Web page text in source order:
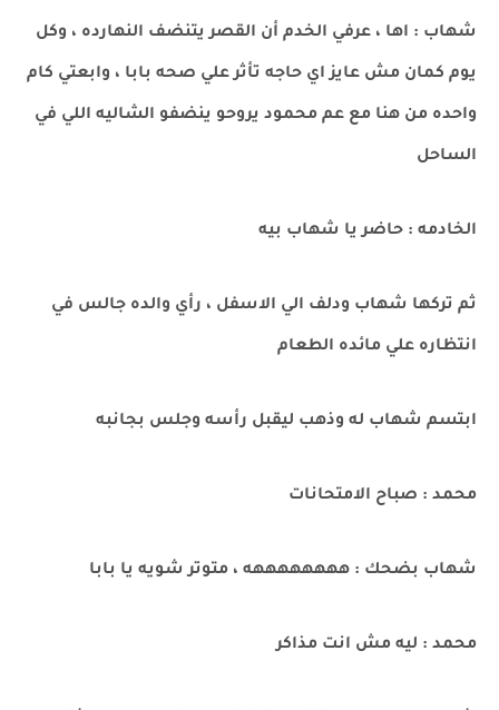
شهاب : اها ، عرفي الخدم أن القصر يتنضف النهارده ، وكل
يوم كمان مش عايز اي حاجه تأثر علي صحه بابا ، وابعتي كام
واحده من هنا مع عم محمود يروحو ينضفو الشاليه اللي في
الساحل
الخادمه : حاضر يا شهاب بيه
ثم تركها شهاب ودلف الي الاسفل ، رأي والده جالس في
انتظاره علي مائده الطعام
ابتسم شهاب له وذهب ليقبل رأسه وجلس بجانبه
محمد : صباح الامتحانات
شهاب بضحك : ههههههههه ، متوتر شويه يا بابا
محمد : ليه مش انت مذاكر